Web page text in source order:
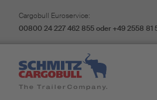
Cargobull Euroservice:
00800 24 227 462 855 oder +49 2558 81